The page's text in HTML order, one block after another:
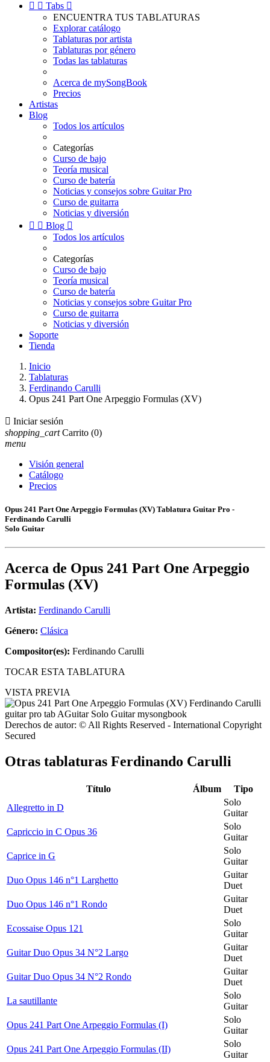
  Tabs 
ENCUENTRA TUS TABLATURAS
Explorar catálogo
Tablaturas por artista
Tablaturas por género
Todas las tablaturas
Acerca de mySongBook
Precios
Artistas
Blog
Todos los artículos
Categorías
Curso de bajo
Teoría musical
Curso de batería
Noticias y consejos sobre Guitar Pro
Curso de guitarra
Noticias y diversión
  Blog 
Todos los artículos
Categorías
Curso de bajo
Teoría musical
Curso de batería
Noticias y consejos sobre Guitar Pro
Curso de guitarra
Noticias y diversión
Soporte
Tienda
Inicio
Tablaturas
Ferdinando Carulli
Opus 241 Part One Arpeggio Formulas (XV)
 Iniciar sesión
shopping_cart Carrito (0)
menu
Visión general
Catálogo
Precios
Opus 241 Part One Arpeggio Formulas (XV) Tablatura Guitar Pro -
Ferdinando Carulli
Solo Guitar
Acerca de Opus 241 Part One Arpeggio
Formulas (XV)
Artista: Ferdinando Carulli
Género: Clásica
Compositor(es): Ferdinando Carulli
TOCAR ESTA TABLATURA
VISTA PREVIA
Derechos de autor: © All Rights Reserved - International Copyright
Secured
Otras tablaturas Ferdinando Carulli
Título Álbum
Tipo
Allegretto in D
Solo
Guitar
Capriccio in C Opus 36
Solo
Guitar
Caprice in G
Solo
Guitar
Duo Opus 146 n°1 Larghetto
Guitar
Duet
Duo Opus 146 n°1 Rondo
Guitar
Duet
Ecossaise Opus 121
Solo
Guitar
Guitar Duo Opus 34 N°2 Largo
Guitar
Duet
Guitar Duo Opus 34 N°2 Rondo
Guitar
Duet
La sautillante
Solo
Guitar
Opus 241 Part One Arpeggio Formulas (I)
Solo
Guitar
Opus 241 Part One Arpeggio Formulas (II)
Solo
Guitar